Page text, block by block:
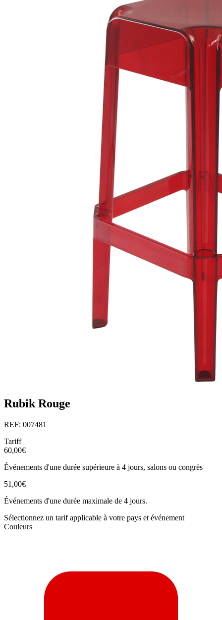
Rubik Rouge
REF: 007481
Tariff
60,00€
Événements d'une durée supérieure à 4 jours, salons ou congrès
51,00€
Événements d'une durée maximale de 4 jours.
Sélectionnez un tarif applicable à votre pays et événement
Couleurs